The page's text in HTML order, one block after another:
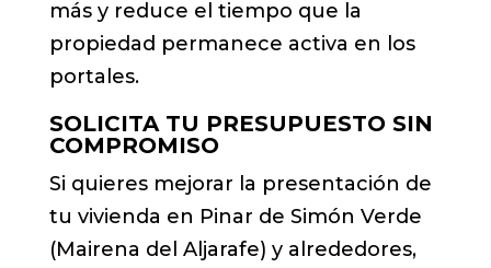
más y reduce el tiempo que la
propiedad permanece activa en los
portales.
SOLICITA TU PRESUPUESTO SIN
COMPROMISO
Si quieres mejorar la presentación de
tu vivienda en Pinar de Simón Verde
(Mairena del Aljarafe) y alrededores,